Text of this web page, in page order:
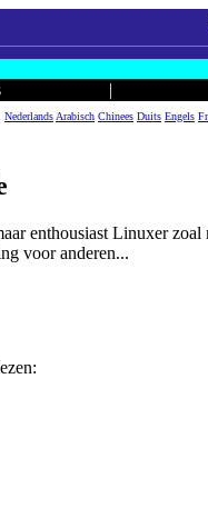
|
Nederlands Arabisch Chinees Duits Engels
enthousiast Linuxer zoal
voor anderen...